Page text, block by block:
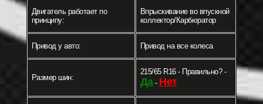
Двигатель работает по
принципу:
Впрыскивание во впускной
коллектор/Карбюратор
Привод у авто: Привод на все колеса
Размер шин:
215/65 R16 - Правильно? -
Да- Нет